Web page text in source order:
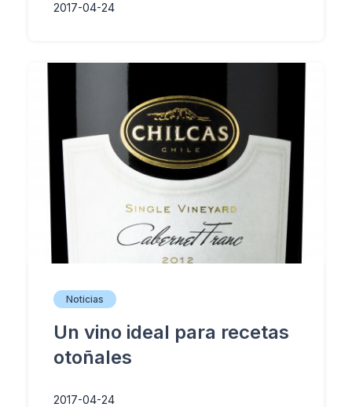
2017-04-24
Noticias
Un vino ideal para recetas
otoñales
2017-04-24